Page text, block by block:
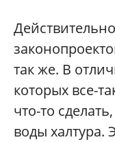
так же. В
которых все-
что-то
воды халтура.